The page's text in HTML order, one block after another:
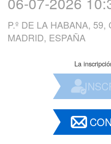
P.º DE LA HABANA,
MADRID, ESPAÑA
La